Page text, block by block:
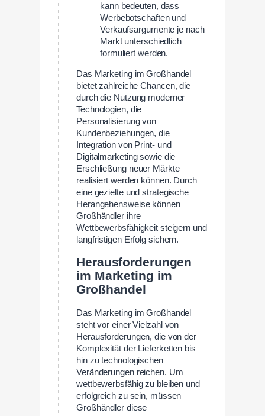
kann bedeuten, dass
Werbebotschaften und
Verkaufsargumente je nach
Markt unterschiedlich
formuliert werden.
Das Marketing im Großhandel
bietet zahlreiche Chancen, die
durch die Nutzung moderner
Technologien, die
Personalisierung von
Kundenbeziehungen, die
Integration von Print- und
Digitalmarketing sowie die
Erschließung neuer Märkte
realisiert werden können. Durch
eine gezielte und strategische
Herangehensweise können
Großhändler ihre
Wettbewerbsfähigkeit steigern und
langfristigen Erfolg sichern.
Herausforderungen
im Marketing im
Großhandel
Das Marketing im Großhandel
steht vor einer Vielzahl von
Herausforderungen, die von der
Komplexität der Lieferketten bis
hin zu technologischen
Veränderungen reichen. Um
wettbewerbsfähig zu bleiben und
erfolgreich zu sein, müssen
Großhändler diese